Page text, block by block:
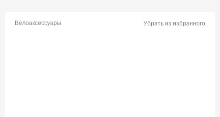
Велоаксессуары Убрать из избранного